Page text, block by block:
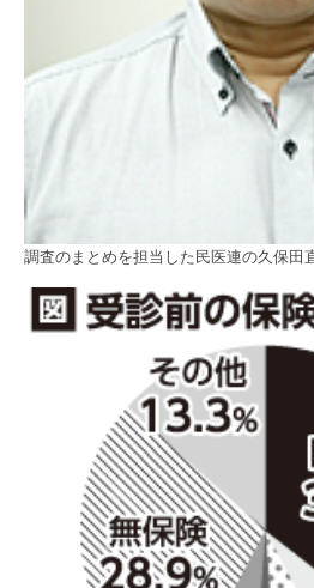
調査のまとめを担当した民医連の久保田